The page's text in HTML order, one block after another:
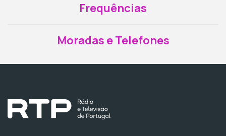
Frequências
Moradas e Telefones